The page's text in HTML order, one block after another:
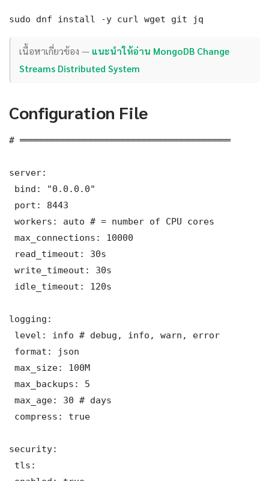
sudo dnf install -y curl wget git jq
เนื้อหาเกี่ยวข้อง — แนะนำให้อ่าน MongoDB Change
Streams Distributed System
Configuration File
# ═══════════════════════════════════════
server:
bind: "0.0.0.0"
port: 8443
workers: auto # = number of CPU cores
max_connections: 10000
read_timeout: 30s
write_timeout: 30s
idle_timeout: 120s
logging:
level: info # debug, info, warn, error
format: json
max_size: 100M
max_backups: 5
max_age: 30 # days
compress: true
security:
tls: